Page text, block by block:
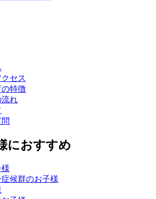
セス
の特徴
流れ
におすすめ
候群のお子様